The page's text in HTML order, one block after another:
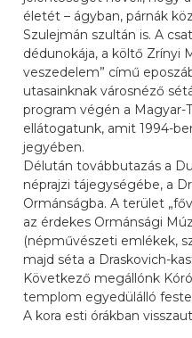
életét – ágyban, párnák
Szulejmán szultán is. A
dédunokája, a költő Zrínyi
veszedelem” című
utasainknak városnéző
program végén a Magyar-
ellátogatunk, amit 1994-
jegyében.
Délután továbbutazás a
néprajzi tájegységébe, a
Ormánságba. A terület
az érdekes Ormánsági
(népművészeti emlékek,
majd séta a Draskovich-
Következő megállónk
templom egyedülálló
A kora esti órákban